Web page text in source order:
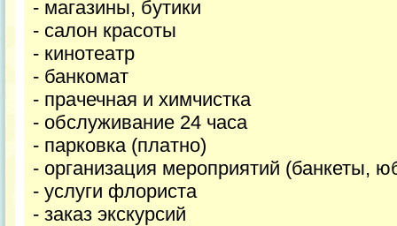
- магазины, бутики
- салон красоты
- кинотеатр
- банкомат
- прачечная и химчистка
- обслуживание 24 часа
- парковка (платно)
- организация мероприятий (банкеты,
- услуги флориста
- заказ экскурсий